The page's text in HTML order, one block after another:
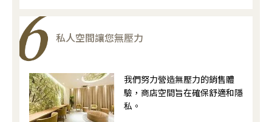
私人空間讓您無壓力
我們努力營造無壓力的銷售體
驗，商店空間旨在確保舒適和隱
私。